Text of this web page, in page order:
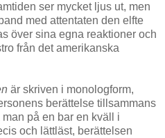
ser mycket ljus ut, men
med attentaten den elfte
över sina egna reaktioner och
från det amerikanska
är skriven i monologform,
berättelse tillsammans
på en bar en kväll i
och lättläst, berättelsen